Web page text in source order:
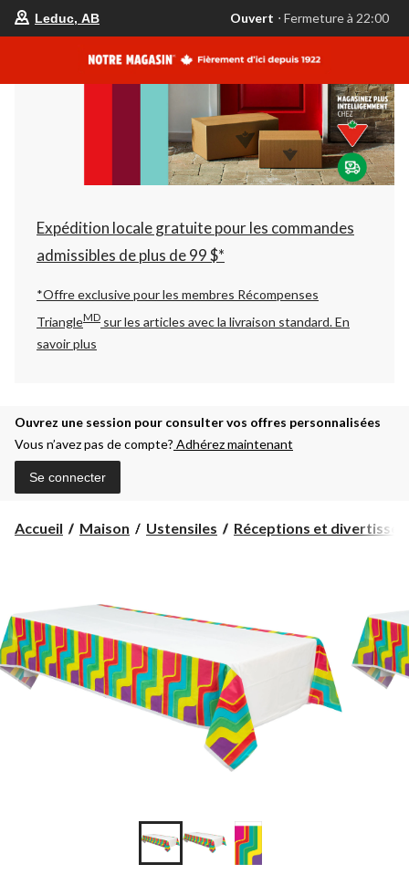
votre
est
AB,
Ouvert,
Fermeture
à
22:00
changer
Leduc, AB Ouvert ⋅ Fermeture à 22:00
Expédition locale gratuite pour les commandes
admissibles de plus de 99 $*
*Offre exclusive pour les membres Récompenses
TriangleMD sur les articles avec la livraison standard.En
savoir plus
Ouvrez une session pour consulter vos offres personnalisées
Vous n’avez pas de compte? Adhérez maintenant
Se connecter
Accueil Maison Ustensiles Réceptions et